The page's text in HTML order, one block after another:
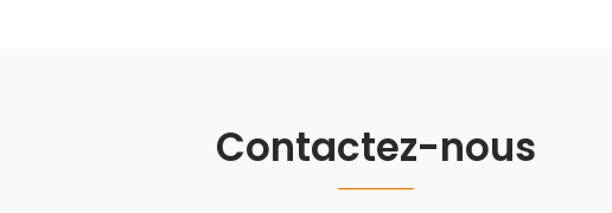
Contactez-nous